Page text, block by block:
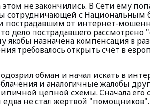
не закончились. В Сети ему
сотрудничающей с Национальным
пострадавшим от интернет-
дело пострадавшего рассмотрено
назначена компенсация в
требовалось открыть счёт в
обман и начал искать в
и аналогичные жалобы
цепной схемы. Сначала его
едва не стал жертвой "помощников".